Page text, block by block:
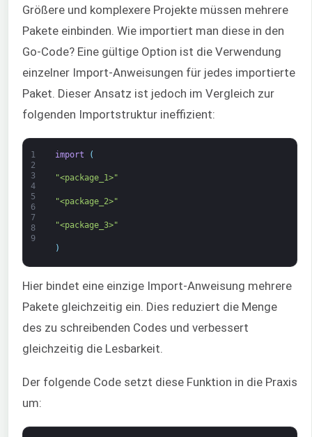
Größere und komplexere Projekte müssen mehrere
Pakete einbinden. Wie importiert man diese in den
Go-Code? Eine gültige Option ist die Verwendung
einzelner Import-Anweisungen für jedes importierte
Paket. Dieser Ansatz ist jedoch im Vergleich zur
folgenden Importstruktur ineffizient:
1
2
3
4
5
6
7
8
9
import (
"<package_1>"
"<package_2>"
"<package_3>"
)
Hier bindet eine einzige Import-Anweisung mehrere
Pakete gleichzeitig ein. Dies reduziert die Menge
des zu schreibenden Codes und verbessert
gleichzeitig die Lesbarkeit.
Der folgende Code setzt diese Funktion in die Praxis
um: